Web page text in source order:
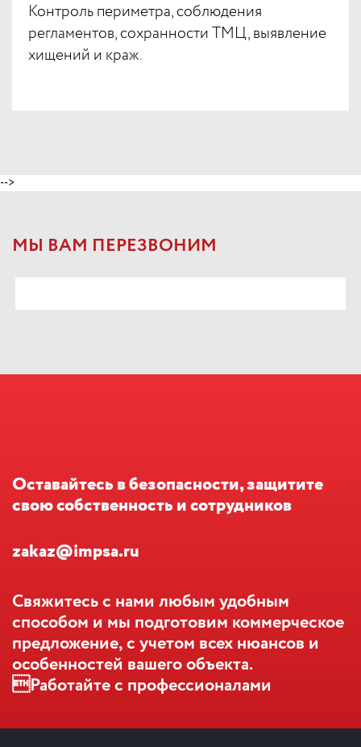
Контроль периметра, соблюдения
регламентов, сохранности ТМЦ, выявление
хищений и краж.
-->
МЫ ВАМ ПЕРЕЗВОНИМ
Оставайтесь в безопасности, защитите
свою собственность и сотрудников
zakaz@impsa.ru
Свяжитесь с нами любым удобным
способом и мы подготовим коммерческое
предложение, с учетом всех нюансов и
особенностей вашего объекта.
Работайте с профессионалами